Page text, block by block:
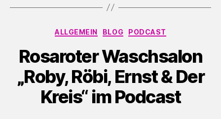
Kategorien
ALLGEMEIN BLOG PODCAST
Rosaroter Waschsalon
„Roby, Röbi, Ernst & Der
Kreis“ im Podcast